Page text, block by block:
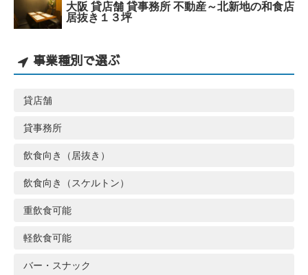
大阪 貸店舗 貸事務所 不動産～北新地の和食店
居抜き１３坪
事業種別で選ぶ
貸店舗
貸事務所
飲食向き（居抜き）
飲食向き（スケルトン）
重飲食可能
軽飲食可能
バー・スナック